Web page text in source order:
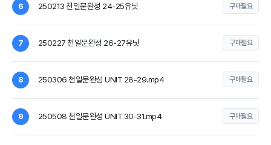
6 250213 천일문완성 24-25유닛 구매필요
7 250227 천일문완성 26-27유닛 구매필요
8 250306 천일문완성 UNIT 28-29.mp4 구매필요
9 250508 천일문완성 UNIT 30-31.mp4 구매필요